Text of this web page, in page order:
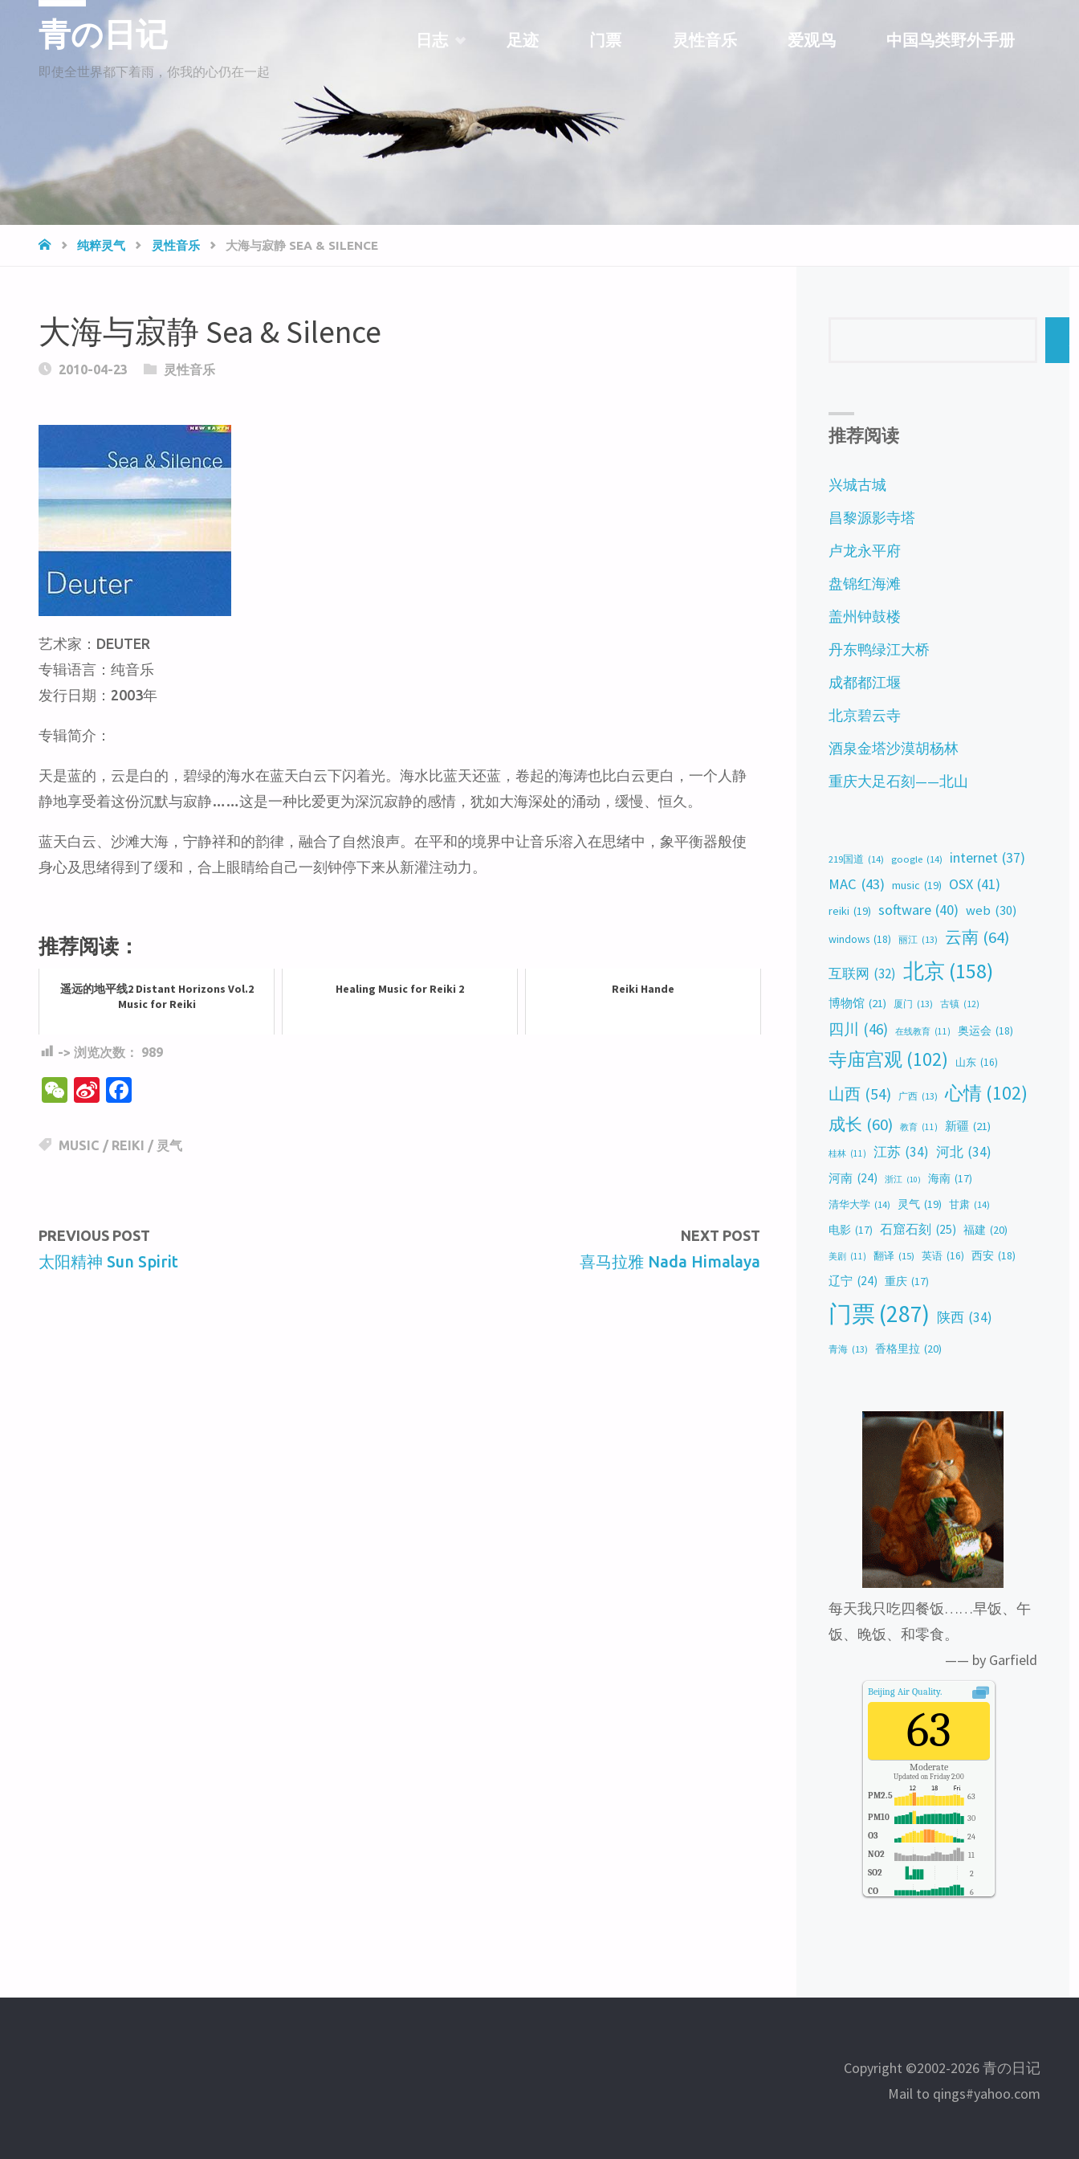
青の日记
即使全世界都下着雨，你我的心仍在一起
content
日志 足迹 门票 灵性音乐 爱观鸟 中国鸟类野外手册
HOME纯粹灵气 灵性音乐 大海与寂静 SEA & SILENCE
大海与寂静 Sea & Silence
2010-04-23 灵性音乐
艺术家：DEUTER
专辑语言：纯音乐
发行日期：2003年
专辑简介：
天是蓝的，云是白的，碧绿的海水在蓝天白云下闪着光。海水比蓝天还蓝，卷起的海涛也比白云更白，一个人静
静地享受着这份沉默与寂静……这是一种比爱更为深沉寂静的感情，犹如大海深处的涌动，缓慢、恒久。
蓝天白云、沙滩大海，宁静祥和的韵律，融合了自然浪声。在平和的境界中让音乐溶入在思绪中，象平衡器般使
身心及思绪得到了缓和，合上眼睛给自己一刻钟停下来从新灌注动力。
推荐阅读：
遥远的地平线2 Distant Horizons Vol.2
Music for Reiki
Healing Music for Reiki 2 Reiki Hande
-> 浏览次数： 989
W
C
Si
a
o
c
o
k
MUSIC / REIKI / 灵气
PREVIOUS POST
太阳精神 Sun Spirit
NEXT POST
喜马拉雅 Nada Himalaya
推荐阅读
兴城古城
昌黎源影寺塔
卢龙永平府
盘锦红海滩
盖州钟鼓楼
丹东鸭绿江大桥
成都都江堰
北京碧云寺
酒泉金塔沙漠胡杨林
重庆大足石刻——北山
219国道 (14) google (14) internet (37)
MAC (43) music (19) OSX (41)
reiki (19) software (40) web (30)
windows (18) 丽江 (13) 云南 (64)
互联网 (32) 北京 (158)
博物馆 (21) 厦门 (13) 古镇 (12)
四川 (46) 在线教育 (11) 奥运会 (18)
寺庙宫观 (102) 山东 (16)
山西 (54) 广西 (13) 心情 (102)
成长 (60) 教育 (11) 新疆 (21)
桂林 (11) 江苏 (34) 河北 (34)
河南 (24) 浙江 (10) 海南 (17)
清华大学 (14) 灵气 (19) 甘肃 (14)
电影 (17) 石窟石刻 (25) 福建 (20)
美剧 (11) 翻译 (15) 英语 (16) 西安 (18)
辽宁 (24) 重庆 (17)
门票 (287) 陕西 (34)
青海 (13) 香格里拉 (20)
每天我只吃四餐饭……早饭、午
饭、晚饭、和零食。
—— by Garfield
Beijing Air Quality.
63
Moderate
Updated on Friday 2:00
PM2.5 63
PM10 30
O3 24
NO2 11
SO2 2
CO 6
Copyright ©2002-2026 青の日记
Mail to qings#yahoo.com